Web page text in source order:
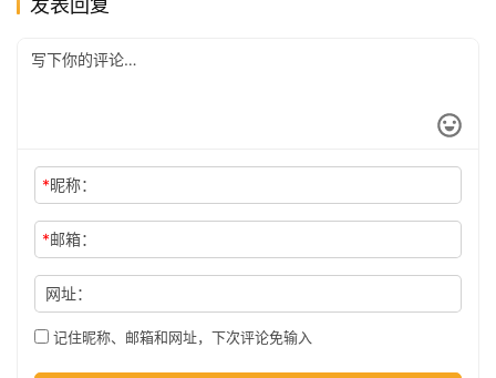
司
科
发表回复
*昵称：
*邮箱：
网址：
记住昵称、邮箱和网址，下次评论免输入